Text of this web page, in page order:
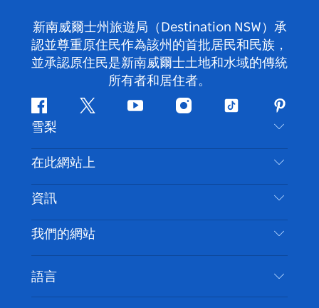
新南威爾士州旅遊局（Destination NSW）承
認並尊重原住民作為該州的首批居民和民族，
並承認原住民是新南威爾士土地和水域的傳統
所有者和居住者。
Facebook嘰
喳
喳
Youtube Instagram
抖
雪梨
聯絡我們
免責聲明
隱私
Cookie 通知
在此網站上
目的地
要做的事情
新南威爾士州公路旅行
活動
住宿
資訊
旅行資訊
無障礙雪梨
列出您的業務
我們的網站
語言